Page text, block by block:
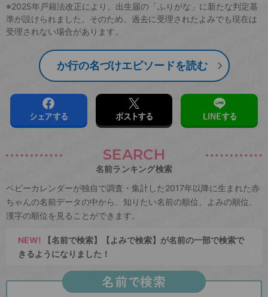
※2025年戸籍法改正により、出生届の「ふりがな」に新たな判定基
準が設けられました。そのため、過去に受理されたよみでも現在は
受理されない場合があります。
か行の名づけエピソードを読む
シェアする ポストする LINEする
SEARCH
名前ランキング検索
ベビーカレンダーが独自で調査・集計した2017年以降に生まれた赤
ちゃんの名前データの中から、知りたい名前の順位、よみの順位、
漢字の順位を見ることができます。
NEW! 【名前で検索】【よみで検索】が名前の一部で検索で
きるようになりました！
名前で検索